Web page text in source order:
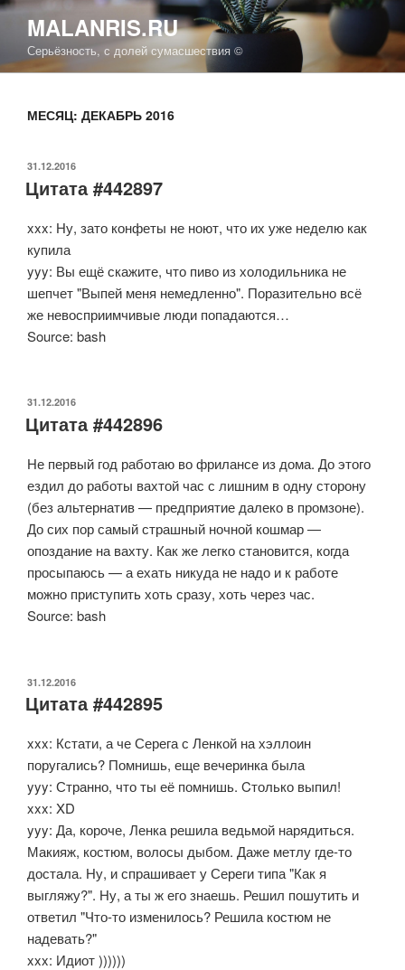
Перейти
содержимому
MALANRIS.RU
Серьёзность, с долей сумасшествия ©
МЕСЯЦ: ДЕКАБРЬ 2016
ОПУБЛИКОВАНО
31.12.2016
Цитата #442897
xxx: Ну, зато конфеты не ноют, что их уже неделю как
купила
yyy: Вы ещё скажите, что пиво из холодильника не
шепчет "Выпей меня немедленно". Поразительно всё
же невосприимчивые люди попадаются…
Source: bash
ОПУБЛИКОВАНО
31.12.2016
Цитата #442896
Не первый год работаю во фрилансе из дома. До этого
ездил до работы вахтой час с лишним в одну сторону
(без альтернатив — предприятие далеко в промзоне).
До сих пор самый страшный ночной кошмар —
опоздание на вахту. Как же легко становится, когда
просыпаюсь — а ехать никуда не надо и к работе
можно приступить хоть сразу, хоть через час.
Source: bash
ОПУБЛИКОВАНО
31.12.2016
Цитата #442895
xxx: Кстати, а че Серега с Ленкой на хэллоин
поругались? Помнишь, еще вечеринка была
yyy: Странно, что ты её помнишь. Cтолько выпил!
xxx: XD
yyy: Да, короче, Ленка решила ведьмой нарядиться.
Макияж, костюм, волосы дыбом. Даже метлу где-то
достала. Ну, и спрашивает у Сереги типа "Как я
выгляжу?". Ну, а ты ж его знаешь. Решил пошутить и
ответил "Что-то изменилось? Решила костюм не
надевать?"
xxx: Идиот ))))))